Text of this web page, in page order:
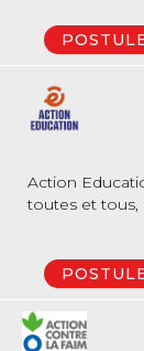
Action
toutes et tous,